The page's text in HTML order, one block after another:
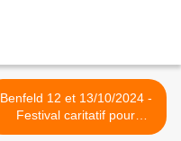
Benfeld 12 et 13/10/2024 -
Festival caritatif pour
l'association Strümpell-